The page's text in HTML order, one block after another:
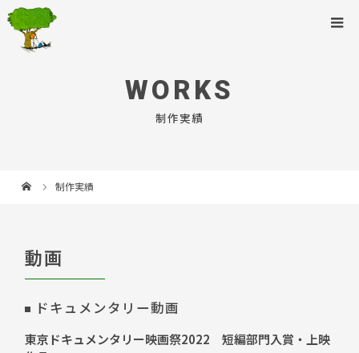
WORKS
制作実績
制作実績
動画
ドキュメンタリー動画
東京ドキュメンタリー映画祭2022 短編部門入賞・上映